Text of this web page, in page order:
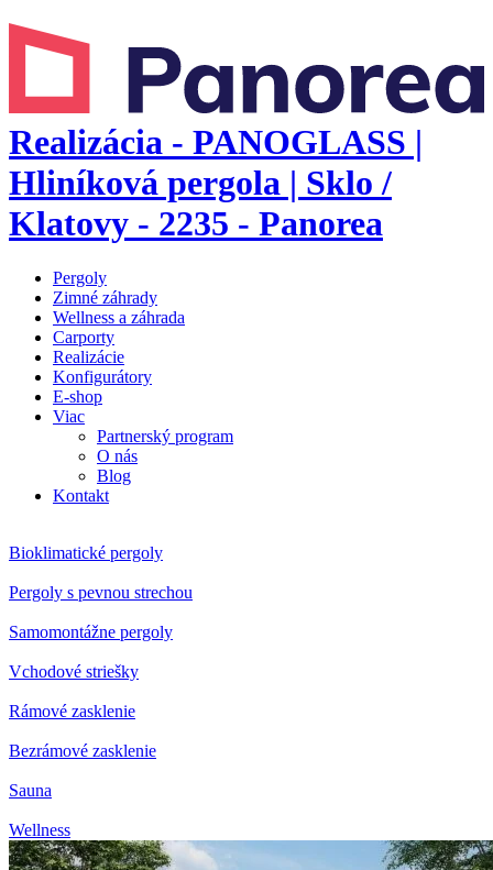
Realizácia - PANOGLASS |
Hliníková pergola | Sklo /
Klatovy - 2235 - Panorea
Pergoly
Zimné záhrady
Wellness a záhrada
Carporty
Realizácie
Konfigurátory
E-shop
Viac
Partnerský program
O nás
Blog
Kontakt
Bioklimatické pergoly
Pergoly s pevnou strechou
Samomontážne pergoly
Vchodové striešky
Rámové zasklenie
Bezrámové zasklenie
Sauna
Wellness